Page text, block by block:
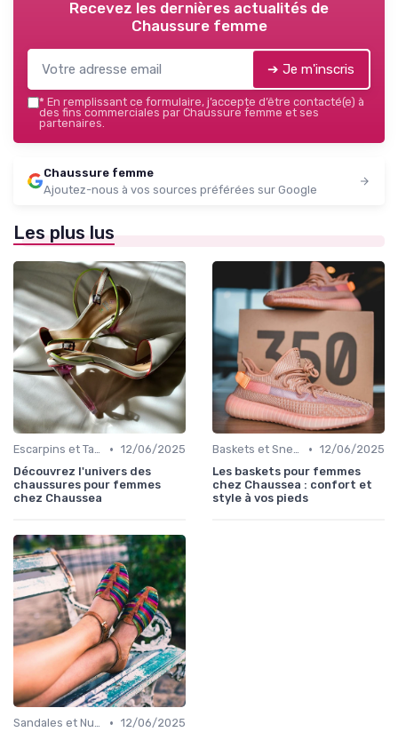
Recevez les dernières actualités de
Chaussure femme
➔ Je m'inscris
* En remplissant ce formulaire, j’accepte d’être contacté(e) à
des fins commerciales par Chaussure femme et ses
partenaires.
Chaussure femme
Ajoutez-nous à vos sources préférées sur Google
Les plus lus
Escarpins et Talons • 12/06/2025
Découvrez l'univers des
chaussures pour femmes
chez Chaussea
Baskets et Sneakers • 12/06/2025
Les baskets pour femmes
chez Chaussea : confort et
style à vos pieds
Sandales et Nu-pieds • 12/06/2025